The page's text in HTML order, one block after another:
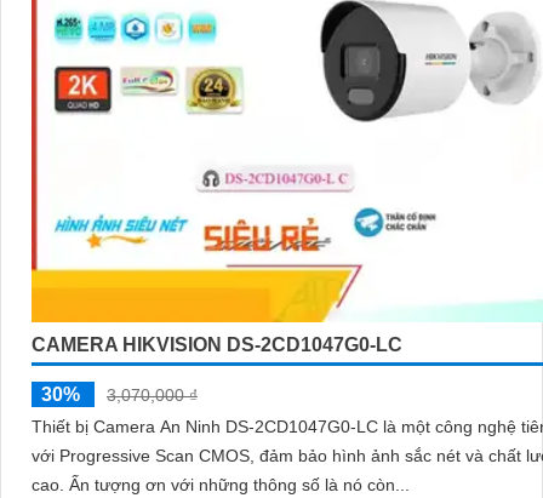
CAMERA HIKVISION DS-2CD1047G0-LC
30%
3,070,000 ₫
Thiết bị Camera An Ninh DS-2CD1047G0-LC là một công nghệ
với Progressive Scan CMOS, đảm bảo hình ảnh sắc nét và chất
cao. Ấn tượng ơn với những thông số là nó còn...